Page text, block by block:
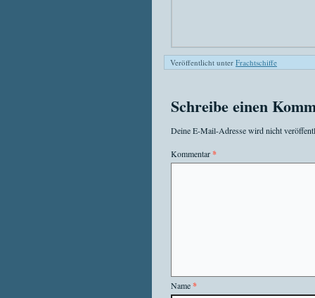
Veröffentlicht unter Frachtschiffe
Schreibe einen
Deine E-Mail-Adresse wird nicht
Kommentar*
Name*